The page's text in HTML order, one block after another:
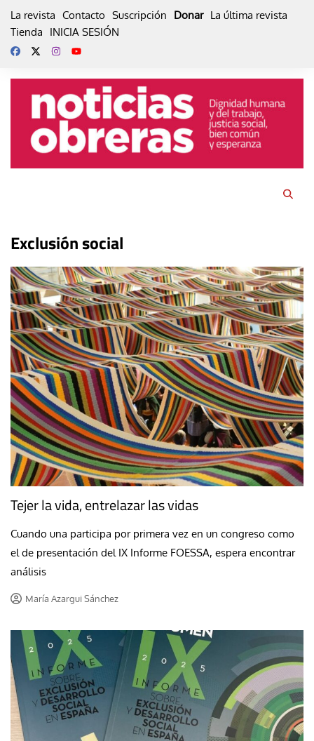
La revista Contacto Suscripción Donar La última revista
Tienda
INICIA SESIÓN
Exclusión social
Tejer la vida, entrelazar las vidas
Cuando una participa por primera vez en un congreso como
el de presentación del IX Informe FOESSA, espera encontrar
análisis
María Azargui Sánchez